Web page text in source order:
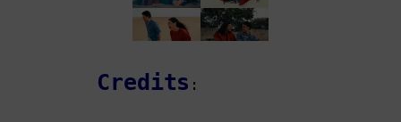
Credits :